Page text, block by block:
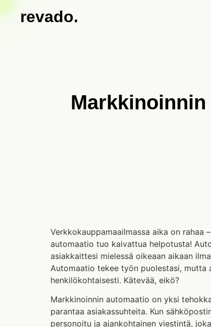
revado.
Verkkokauppamaailmassa aika on rahaa
automaatio tuo kaivattua helpotusta!
asiakkaittesi mielessä oikeaan aikaan
Automaatio tekee työn puolestasi, mutta
henkilökohtaisesti. Kätevää, eikö?
Markkinoinnin automaatio on yksi
parantaa asiakassuhteita. Kun
personoitu ja ajankohtainen viestintä,